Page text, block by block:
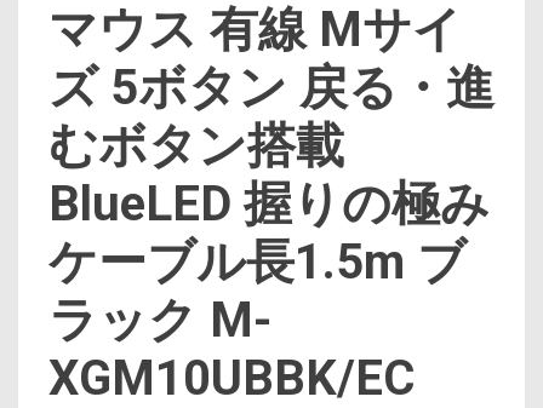
マウス 有線 Mサイ
ズ 5ボタン 戻る・進
むボタン搭載
BlueLED 握りの極み
ケーブル長1.5m ブ
ラック M-
XGM10UBBK/EC